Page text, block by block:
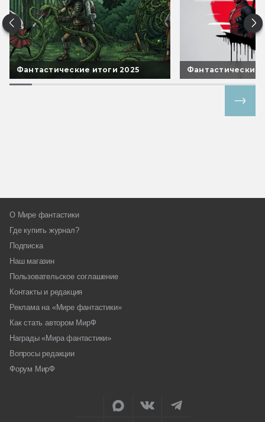
Фантастические итоги 2025 Фантастические
О Мире фантастики
Где купить журнал?
Подписка
Наш магазин
Пользовательское соглашение
Контакты и редакция
Реклама на «Мире фантастики»
Как стать автором МирФ
Награды «Мира фантастики»
Вопросы редакции
Форум МирФ